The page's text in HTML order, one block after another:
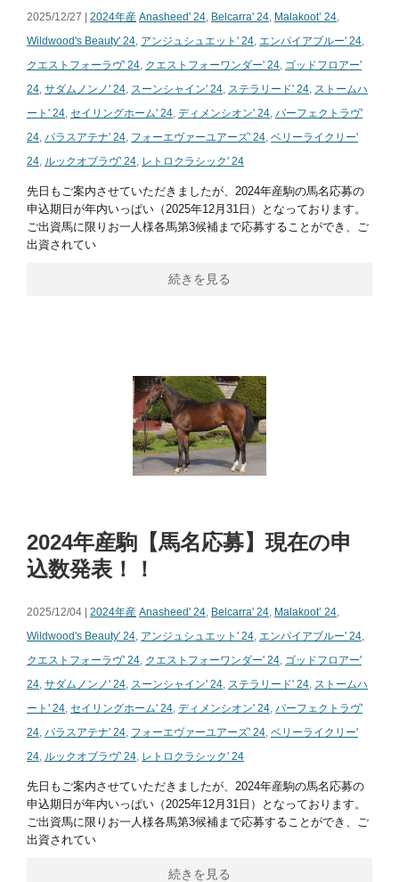
2025/12/27 | 2024年産 Anasheed' 24 Belcarra' 24 Malakoot’ 24
Wildwood's Beauty' 24 アンジュシュエット' 24 エンパイアブルー' 24
クエストフォーラヴ' 24 クエストフォーワンダー' 24 ゴッドフロアー'
24 サダムノンノ' 24 スーンシャイン' 24 ステラリード' 24 ストームハ
ート' 24 セイリングホーム' 24 ディメンシオン' 24 パーフェクトラヴ'
24 パラスアテナ' 24 フォーエヴァーユアーズ' 24 ベリーライクリー'
24 ルックオブラヴ' 24 レトロクラシック' 24
先日もご案内させていただきましたが、2024年産駒の馬名応募の
申込期日が年内いっぱい（2025年12月31日）となっております。
ご出資馬に限りお一人様各馬第3候補まで応募することができ、ご
出資されてい
続きを見る
2024年産駒【馬名応募】現在の申
込数発表！！
2025/12/04 | 2024年産 Anasheed' 24, Belcarra' 24, Malakoot’ 24,
Wildwood's Beauty' 24, アンジュシュエット' 24, エンパイアブルー' 24,
クエストフォーラヴ' 24, クエストフォーワンダー' 24, ゴッドフロアー'
24, サダムノンノ' 24, スーンシャイン' 24, ステラリード' 24, ストームハ
ート' 24, セイリングホーム' 24, ディメンシオン' 24, パーフェクトラヴ'
24, パラスアテナ' 24, フォーエヴァーユアーズ' 24, ベリーライクリー'
24, ルックオブラヴ' 24, レトロクラシック' 24
先日もご案内させていただきましたが、2024年産駒の馬名応募の
申込期日が年内いっぱい（2025年12月31日）となっております。
ご出資馬に限りお一人様各馬第3候補まで応募することができ、ご
出資されてい
続きを見る